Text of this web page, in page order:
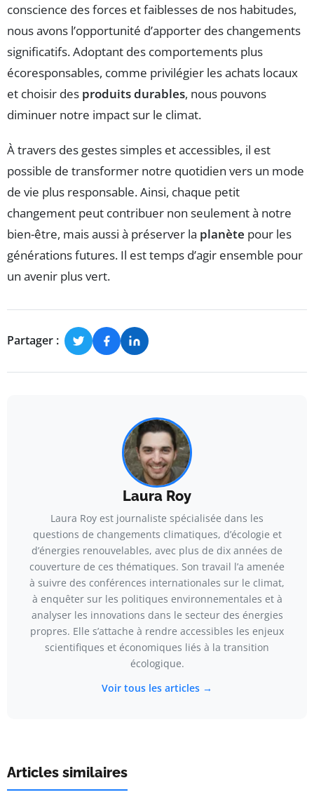
conscience des forces et faiblesses de nos habitudes,
nous avons l’opportunité d’apporter des changements
significatifs. Adoptant des comportements plus
écoresponsables, comme privilégier les achats locaux
et choisir des produits durables, nous pouvons
diminuer notre impact sur le climat.
À travers des gestes simples et accessibles, il est
possible de transformer notre quotidien vers un mode
de vie plus responsable. Ainsi, chaque petit
changement peut contribuer non seulement à notre
bien-être, mais aussi à préserver la planète pour les
générations futures. Il est temps d’agir ensemble pour
un avenir plus vert.
Partager :
Laura Roy
Laura Roy est journaliste spécialisée dans les
questions de changements climatiques, d’écologie et
d’énergies renouvelables, avec plus de dix années de
couverture de ces thématiques. Son travail l’a amenée
à suivre des conférences internationales sur le climat,
à enquêter sur les politiques environnementales et à
analyser les innovations dans le secteur des énergies
propres. Elle s’attache à rendre accessibles les enjeux
scientifiques et économiques liés à la transition
écologique.
Voir tous les articles →
Articles similaires